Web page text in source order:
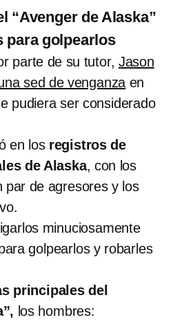
“Avenger de Alaska”
para golpearlos
parte de su tutor, Jason
sed de venganza en
pudiera ser considerado
en los registros de
de Alaska, con los
par de agresores y los
minuciosamente
golpearlos y robarles
principales del
los hombres: